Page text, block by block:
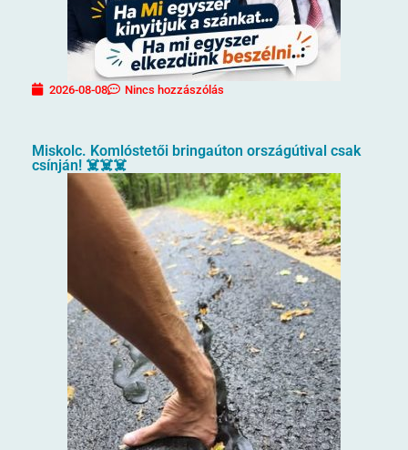
2026-08-08 Nincs hozzászólás
Miskolc. Komlóstetői bringaúton országútival csak
csínján! ☠️☠️☠️